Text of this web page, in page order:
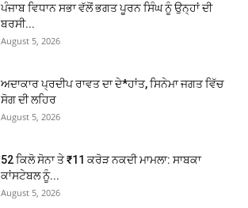
ਪੰਜਾਬ ਵਿਧਾਨ ਸਭਾ ਵੱਲੋਂ ਭਗਤ ਪੂਰਨ ਸਿੰਘ ਨੂੰ ਉਨ੍ਹਾਂ ਦੀ
ਬਰਸੀ...
August 5, 2026
ਅਦਾਕਾਰ ਪ੍ਰਦੀਪ ਰਾਵਤ ਦਾ ਦੇ*ਹਾਂਤ, ਸਿਨੇਮਾ ਜਗਤ ਵਿੱਚ
ਸੋਗ ਦੀ ਲਹਿਰ
August 5, 2026
52 ਕਿਲੋ ਸੋਨਾ ਤੇ ₹11 ਕਰੋੜ ਨਕਦੀ ਮਾਮਲਾ: ਸਾਬਕਾ
ਕਾਂਸਟੇਬਲ ਨੂੰ...
August 5, 2026